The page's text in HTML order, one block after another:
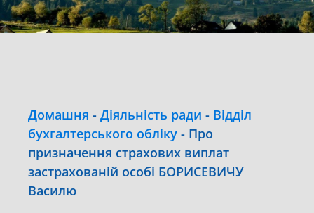
Домашня - Діяльність ради - Відділ
бухгалтерського обліку - Про
призначення страхових виплат
застрахованій особі БОРИСЕВИЧУ
Василю